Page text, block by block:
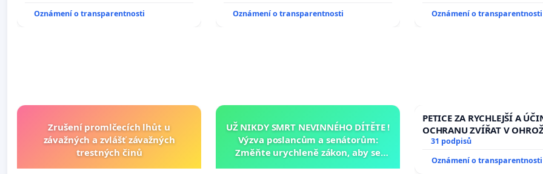
Oznámení o transparentnosti
Oznámení o transparentnosti
Oznámení o transparentnosti
Zrušení promlčecích lhůt u
závažných a zvlášť závažných
trestných činů
UŽ NIKDY SMRT NEVINNÉHO DÍTĚTE !
Výzva poslancům a senátorům:
Změňte urychleně zákon, aby se
PETICE ZA RYCHLEJŠÍ A
OCHRANU ZVÍŘAT V
31 podpisů
Oznámení o transparentnosti